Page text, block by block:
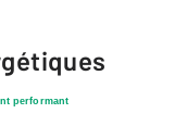
performant